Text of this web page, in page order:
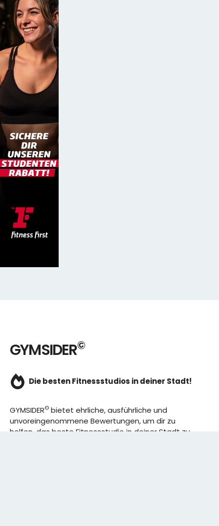
GYMSIDER©
Die besten Fitnessstudios in deiner Stadt!
GYMSIDER© bietet ehrliche, ausführliche und
unvoreingenommene Bewertungen, um dir zu
helfen, das beste Fitnessstudio in deiner Stadt zu